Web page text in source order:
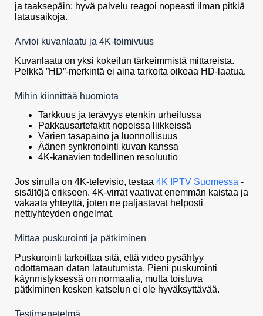
ja taaksepäin: hyvä palvelu reagoi nopeasti ilman pitkiä
latausaikoja.
Arvioi kuvanlaatu ja 4K-toimivuus
Kuvanlaatu on yksi kokeilun tärkeimmistä mittareista.
Pelkkä ”HD”-merkintä ei aina tarkoita oikeaa HD-laatua.
Mihin kiinnittää huomiota
Tarkkuus ja terävyys etenkin urheilussa
Pakkausartefaktit nopeissa liikkeissä
Värien tasapaino ja luonnollisuus
Äänen synkronointi kuvan kanssa
4K-kanavien todellinen resoluutio
Jos sinulla on 4K-televisio, testaa 4K IPTV Suomessa -
sisältöjä erikseen. 4K-virrat vaativat enemmän kaistaa ja
vakaata yhteyttä, joten ne paljastavat helposti
nettiyhteyden ongelmat.
Mittaa puskurointi ja pätkiminen
Puskurointi tarkoittaa sitä, että video pysähtyy
odottamaan datan latautumista. Pieni puskurointi
käynnistyksessä on normaalia, mutta toistuva
pätkiminen kesken katselun ei ole hyväksyttävää.